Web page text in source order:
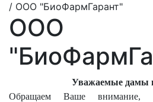
/ ООО "БиоФармГарант"
ООО
Уважаемые дамы
Обращаем Ваше внимание,